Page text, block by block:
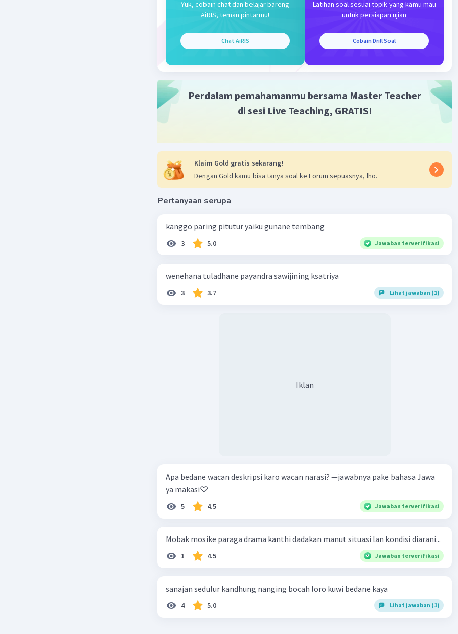
Beri Rating·0.0(0)
Iklan
Yuk, cobain chat dan belajar bareng
AiRIS, teman pintarmu!
Chat AiRIS
Latihan soal sesuai topik yang kamu mau
untuk persiapan ujian
Cobain Drill Soal
Perdalam pemahamanmu bersama Master Teacher
di sesi Live Teaching, GRATIS!
Klaim Gold gratis sekarang!
Dengan Gold kamu bisa tanya soal ke Forum sepuasnya, lho.
Pertanyaan serupa
kanggo paring pitutur yaiku gunane tembang
3 5.0 Jawaban terverifikasi
wenehana tuladhane payandra sawijining ksatriya
3 3.7 Lihat jawaban (1)
Iklan
Apa bedane wacan deskripsi karo wacan narasi? —jawabnya pake bahasa Jawa
ya makasi♡
5 4.5 Jawaban terverifikasi
Mobak mosike paraga drama kanthi dadakan manut situasi lan kondisi diarani...
1 4.5 Jawaban terverifikasi
sanajan sedulur kandhung nanging bocah loro kuwi bedane kaya
4 5.0 Lihat jawaban (1)